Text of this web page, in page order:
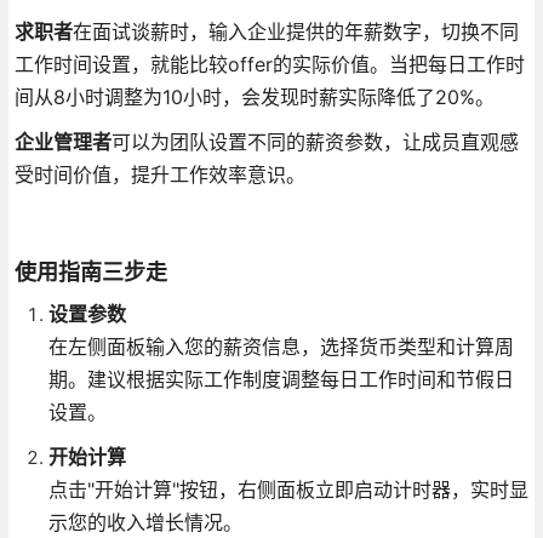
求职者在面试谈薪时，输入企业提供的年薪数字，切换不同
工作时间设置，就能比较offer的实际价值。当把每日工作时
间从8小时调整为10小时，会发现时薪实际降低了20%。
企业管理者可以为团队设置不同的薪资参数，让成员直观感
受时间价值，提升工作效率意识。
使用指南三步走
设置参数
在左侧面板输入您的薪资信息，选择货币类型和计算周
期。建议根据实际工作制度调整每日工作时间和节假日
设置。
开始计算
点击"开始计算"按钮，右侧面板立即启动计时器，实时显
示您的收入增长情况。